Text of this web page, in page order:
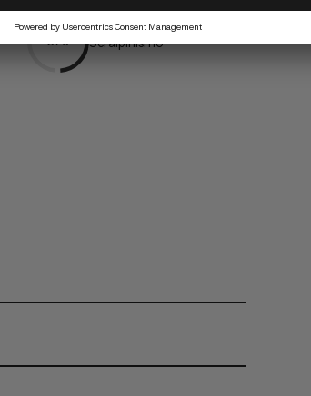
3/6 Sci alpinismo